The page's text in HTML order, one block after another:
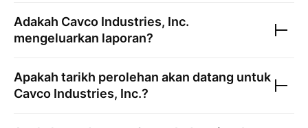
Adakah Cavco Industries, Inc.
mengeluarkan laporan?
Apakah tarikh perolehan akan datang untuk
Cavco Industries, Inc.?